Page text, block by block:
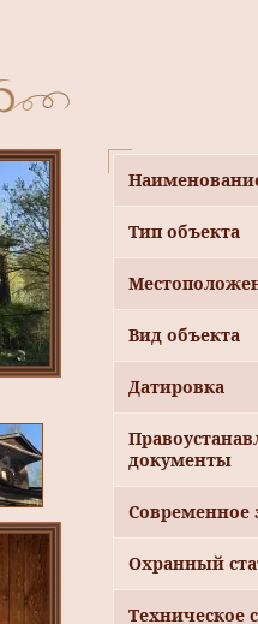
Тип объекта
Вид объекта
Датировка
документы
Современное
Охранный
Техническое